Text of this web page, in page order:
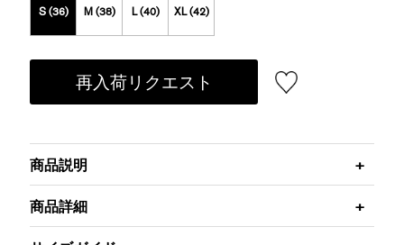
S (36) M (38) L (40) XL (42)
再入荷リクエスト
商品説明
商品詳細